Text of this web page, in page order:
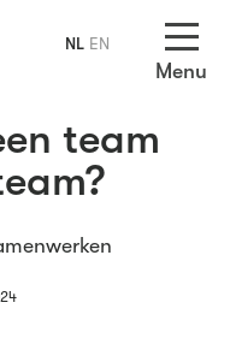
Menu
team
NL EN